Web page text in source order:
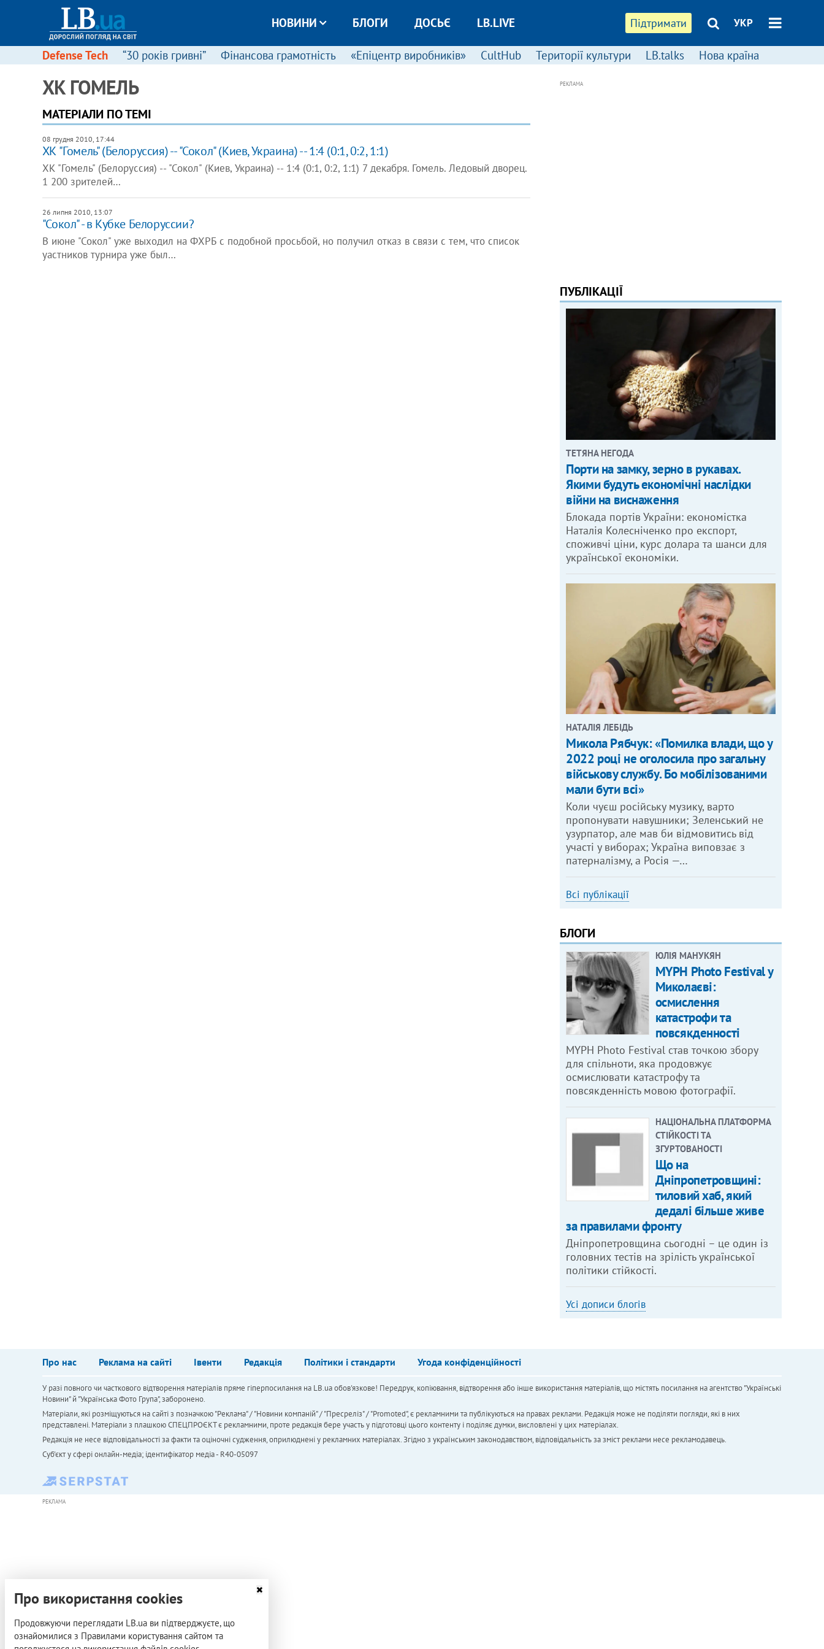
Підтримати УКР
НОВИНИ БЛОГИ ДОСЬЄ LB.LIVE
Defense Tech “30 років гривні” Фінансова грамотність «Епіцентр виробників» CultHub Території культури LB.talks Нова країна
ХК ГОМЕЛЬ
МАТЕРІАЛИ ПО ТЕМІ
08 грудня 2010, 17:44
ХК "Гомель" (Белоруссия) -- "Сокол" (Киев, Украина) -- 1:4 (0:1, 0:2, 1:1)
ХК "Гомель" (Белоруссия) -- "Сокол" (Киев, Украина) -- 1:4 (0:1, 0:2, 1:1) 7 декабря. Гомель. Ледовый дворец.
1 200 зрителей…
26 липня 2010, 13:07
"Сокол" - в Кубке Белоруссии?
В июне "Сокол" уже выходил на ФХРБ с подобной просьбой, но получил отказ в связи с тем, что список
уастников турнира уже был…
РЕКЛАМА
ПУБЛІКАЦІЇ
ТЕТЯНА НЕГОДА
Порти на замку, зерно в рукавах.
Якими будуть економічні наслідки
війни на виснаження
Блокада портів України: економістка
Наталія Колесніченко про експорт,
споживчі ціни, курс долара та шанси для
української економіки.
НАТАЛІЯ ЛЕБІДЬ
Микола Рябчук: «Помилка влади, що у
2022 році не оголосила про загальну
військову службу. Бо мобілізованими
мали бути всі»
Коли чуєш російську музику, варто
пропонувати навушники; Зеленський не
узурпатор, але мав би відмовитись від
участі у виборах; Україна виповзає з
патерналізму, а Росія —…
Всі публікації
БЛОГИ
ЮЛІЯ МАНУКЯН
MYPH Photo Festival у
Миколаєві:
осмислення
катастрофи та
повсякденності
MYPH Photo Festival став точкою збору
для спільноти, яка продовжує
осмислювати катастрофу та
повсякденність мовою фотографії.
НАЦІОНАЛЬНА ПЛАТФОРМА
СТІЙКОСТІ ТА
ЗГУРТОВАНОСТІ
Що на
Дніпропетровщині:
тиловий хаб, який
дедалі більше живе
за правилами фронту
Дніпропетровщина сьогодні – це один із
головних тестів на зрілість української
політики стійкості.
Усі дописи блогів
Про нас Реклама на сайті Івенти Редакція Політики і стандарти Угода конфіденційності
У разі повного чи часткового відтворення матеріалів пряме гіперпосилання на LB.ua обов'язкове! Передрук, копіювання, відтворення або інше використання матеріалів, що містять посилання на агентство "Українськi
Новини" й "Українська Фото Група", заборонено.
Матеріали, які розміщуються на сайті з позначкою "Реклама" / "Новини компаній" / "Пресреліз" / "Promoted", є рекламними та публікуються на правах реклами. Редакція може не поділяти погляди, які в них
представлені. Матеріали з плашкою СПЕЦПРОЄКТ є рекламними, проте редакція бере участь у підготовці цього контенту і поділяє думки, висловлені у цих матеріалах.
Редакція не несе відповідальності за факти та оціночні судження, оприлюднені у рекламних матеріалах. Згідно з українським законодавством, відповідальність за зміст реклами несе рекламодавець.
Cуб'єкт у сфері онлайн-медіа; ідентифікатор медіа - R40-05097
РЕКЛАМА
Про використання cookies
Продовжуючи переглядати LB.ua ви підтверджуєте, що
ознайомилися з Правилами користування сайтом та